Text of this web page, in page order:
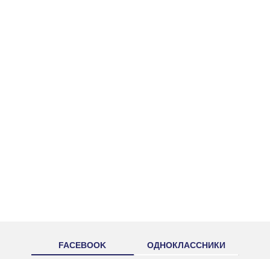
FACEBOOK ОДНОКЛАССНИКИ